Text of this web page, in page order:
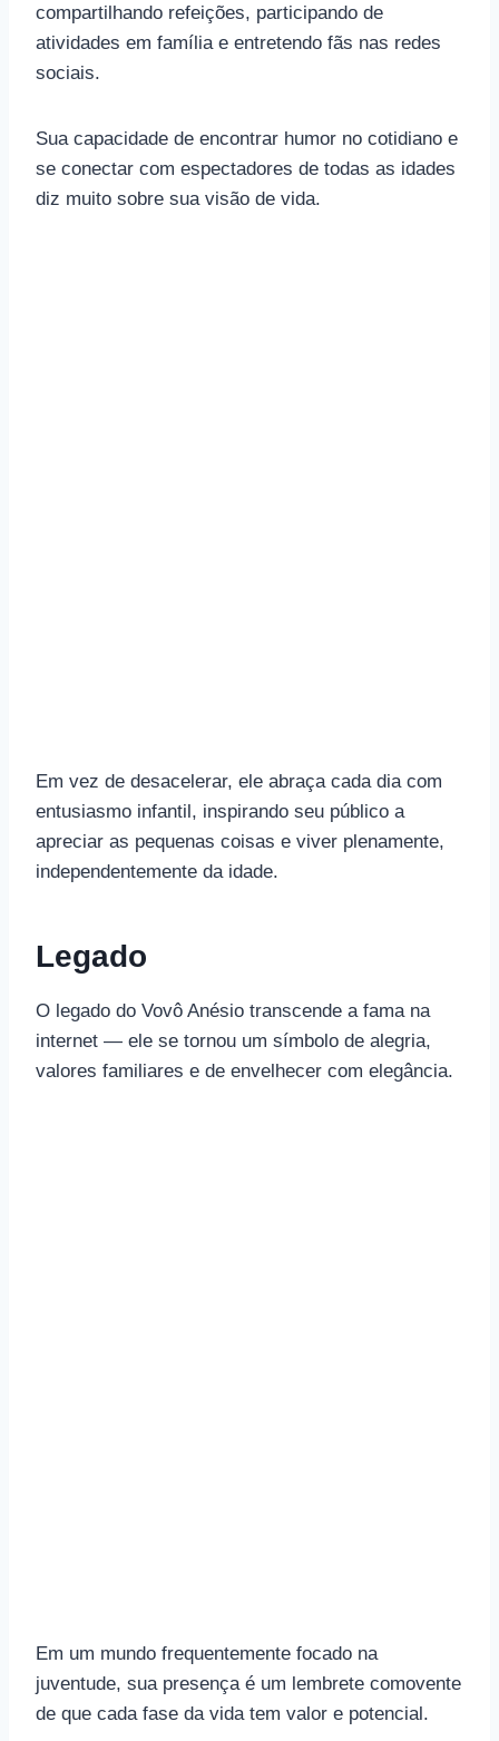
compartilhando refeições, participando de
atividades em família e entretendo fãs nas redes
sociais.
Sua capacidade de encontrar humor no cotidiano e
se conectar com espectadores de todas as idades
diz muito sobre sua visão de vida.
Em vez de desacelerar, ele abraça cada dia com
entusiasmo infantil, inspirando seu público a
apreciar as pequenas coisas e viver plenamente,
independentemente da idade.
Legado
O legado do Vovô Anésio transcende a fama na
internet — ele se tornou um símbolo de alegria,
valores familiares e de envelhecer com elegância.
Em um mundo frequentemente focado na
juventude, sua presença é um lembrete comovente
de que cada fase da vida tem valor e potencial.